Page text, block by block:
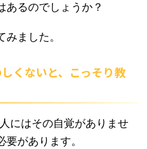
あるのでしょうか？
ました。
くないと、こっそり教
にはその自覚がありませ
があります。